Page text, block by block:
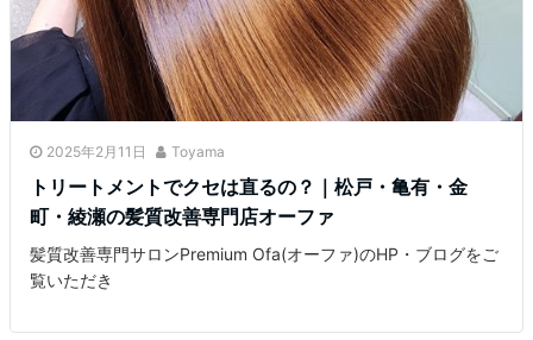
2025年2月11日 Toyama
トリートメントでクセは直るの？｜松戸・亀有・金
町・綾瀬の髪質改善専門店オーファ
髪質改善専門サロンPremium Ofa(オーファ)のHP・ブログをご
覧いただき